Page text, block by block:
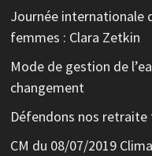
Journée internationale
femmes : Clara Zetkin
Mode de gestion de
changement
Défendons nos retraite
CM du 08/07/2019